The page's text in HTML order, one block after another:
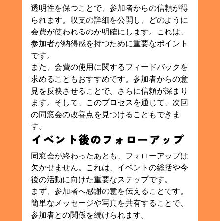
透明性を保つことで、参加者からの信頼が得
られます。収支の詳細を公開し、どのように
会費が使われるのか明確にします。これは、
参加者が納得感を持つために重要なポイント
です。
また、会費の使用に関するフィードバックを
求めることもおすすめです。参加者からの意
見を反映させることで、さらに信頼が深まり
ます。そして、このプロセスを通じて、次回
の同窓会の改善点を見つけることもできま
す。
イベント後のフォローアップ
同窓会が終わったあとも、フォローアップは
欠かせません。これは、イベントの総括や今
後の活動に向けた重要なステップです。
まず、参加者へ感謝の意を伝えることです。
簡単なメッセージや写真を共有することで、
参加者との関係を続けられます。